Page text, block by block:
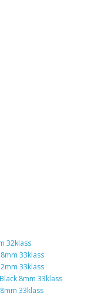
32klass
8mm 33klass
33klass
8mm 33klass
33klass